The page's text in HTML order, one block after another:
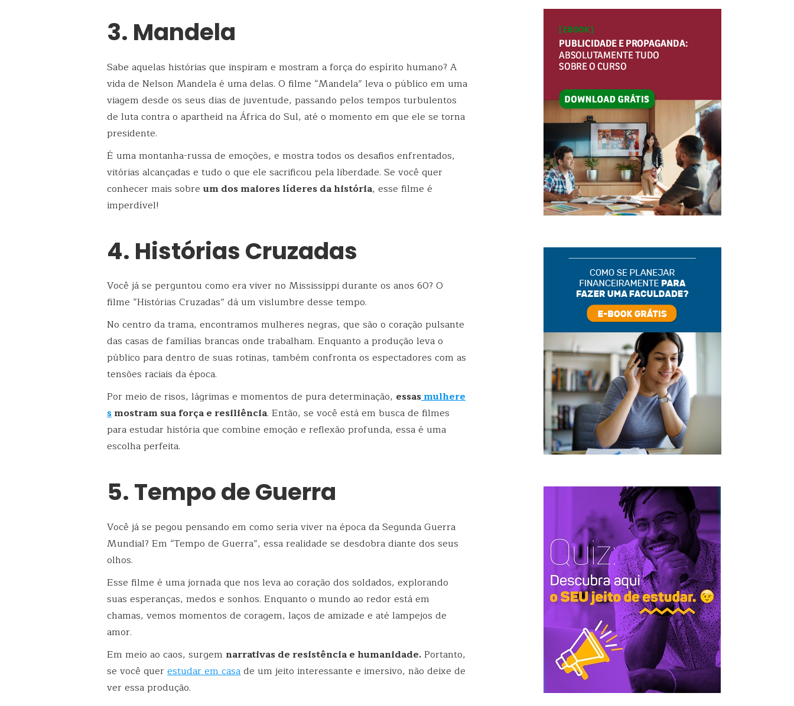
3. Mandela
Sabe aquelas histórias que inspiram e mostram a força do espírito humano? A
vida de Nelson Mandela é uma delas. O filme “Mandela” leva o público em uma
viagem desde os seus dias de juventude, passando pelos tempos turbulentos
de luta contra o apartheid na África do Sul, até o momento em que ele se torna
presidente.
É uma montanha-russa de emoções, e mostra todos os desafios enfrentados,
vitórias alcançadas e tudo o que ele sacrificou pela liberdade. Se você quer
conhecer mais sobre um dos maiores líderes da história, esse filme é
imperdível!
4. Histórias Cruzadas
Você já se perguntou como era viver no Mississippi durante os anos 60? O
filme “Histórias Cruzadas” dá um vislumbre desse tempo.
No centro da trama, encontramos mulheres negras, que são o coração pulsante
das casas de famílias brancas onde trabalham. Enquanto a produção leva o
público para dentro de suas rotinas, também confronta os espectadores com as
tensões raciais da época.
Por meio de risos, lágrimas e momentos de pura determinação, essasmulhere
smostram sua força e resiliência. Então, se você está em busca de filmes
para estudar história que combine emoção e reflexão profunda, essa é uma
escolha perfeita.
5. Tempo de Guerra
Você já se pegou pensando em como seria viver na época da Segunda Guerra
Mundial? Em “Tempo de Guerra”, essa realidade se desdobra diante dos seus
olhos.
Esse filme é uma jornada que nos leva ao coração dos soldados, explorando
suas esperanças, medos e sonhos. Enquanto o mundo ao redor está em
chamas, vemos momentos de coragem, laços de amizade e até lampejos de
amor.
Em meio ao caos, surgem narrativas de resistência e humanidade.Portanto,
se você querestudar em casade um jeito interessante e imersivo, não deixe de
ver essa produção.